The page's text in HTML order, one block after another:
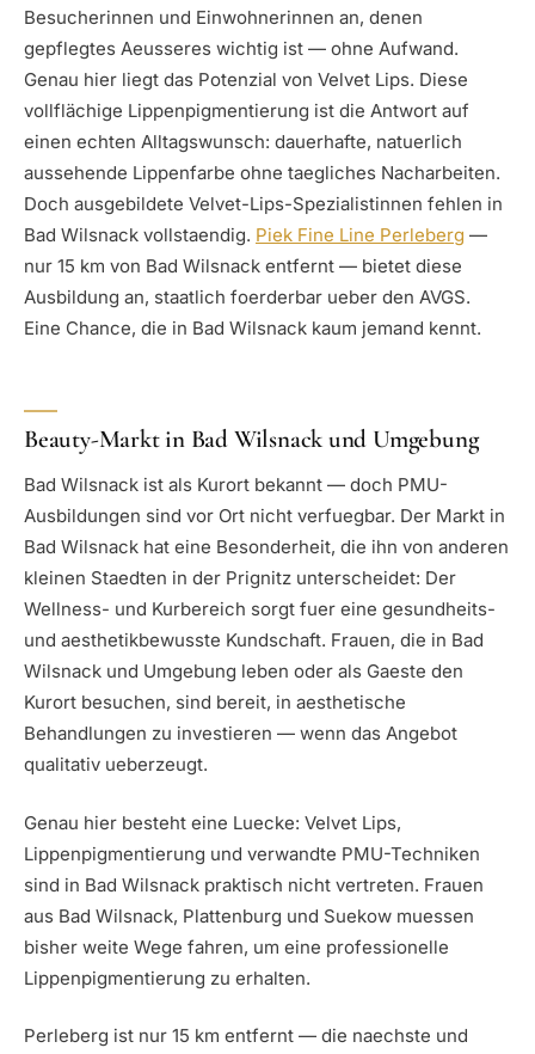
Besucherinnen und Einwohnerinnen an, denen
gepflegtes Aeusseres wichtig ist — ohne Aufwand.
Genau hier liegt das Potenzial von Velvet Lips. Diese
vollflächige Lippenpigmentierung ist die Antwort auf
einen echten Alltagswunsch: dauerhafte, natuerlich
aussehende Lippenfarbe ohne taegliches Nacharbeiten.
Doch ausgebildete Velvet-Lips-Spezialistinnen fehlen in
Bad Wilsnack vollstaendig. Piek Fine Line Perleberg —
nur 15 km von Bad Wilsnack entfernt — bietet diese
Ausbildung an, staatlich foerderbar ueber den AVGS.
Eine Chance, die in Bad Wilsnack kaum jemand kennt.
Beauty-Markt in Bad Wilsnack und Umgebung
Bad Wilsnack ist als Kurort bekannt — doch PMU-
Ausbildungen sind vor Ort nicht verfuegbar. Der Markt in
Bad Wilsnack hat eine Besonderheit, die ihn von anderen
kleinen Staedten in der Prignitz unterscheidet: Der
Wellness- und Kurbereich sorgt fuer eine gesundheits-
und aesthetikbewusste Kundschaft. Frauen, die in Bad
Wilsnack und Umgebung leben oder als Gaeste den
Kurort besuchen, sind bereit, in aesthetische
Behandlungen zu investieren — wenn das Angebot
qualitativ ueberzeugt.
Genau hier besteht eine Luecke: Velvet Lips,
Lippenpigmentierung und verwandte PMU-Techniken
sind in Bad Wilsnack praktisch nicht vertreten. Frauen
aus Bad Wilsnack, Plattenburg und Suekow muessen
bisher weite Wege fahren, um eine professionelle
Lippenpigmentierung zu erhalten.
Perleberg ist nur 15 km entfernt — die naechste und